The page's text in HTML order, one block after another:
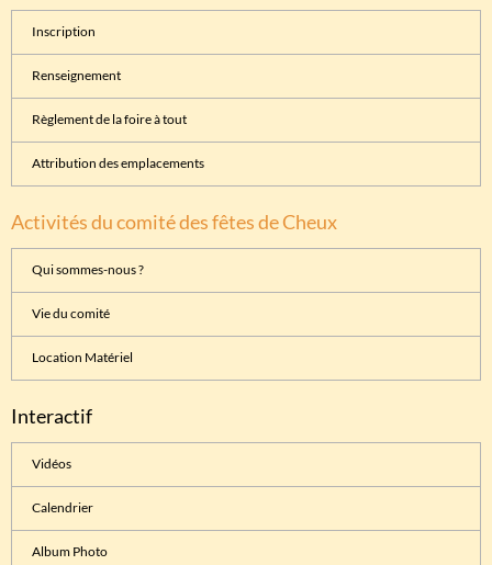
Inscription
Renseignement
Règlement de la foire à tout
Attribution des emplacements
Activités du comité des fêtes de Cheux
Qui sommes-nous ?
Vie du comité
Location Matériel
Interactif
Vidéos
Calendrier
Album Photo